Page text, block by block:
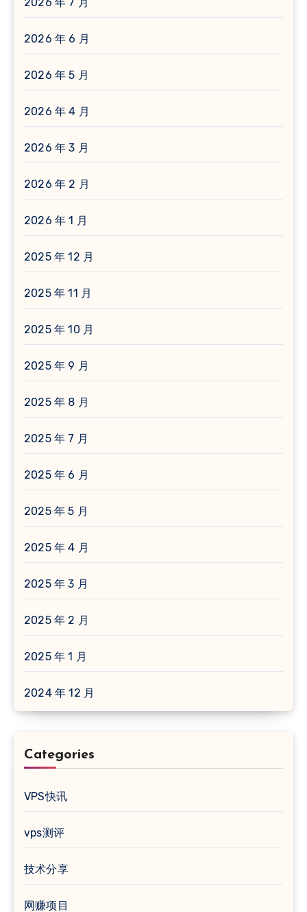
2026 年 6 月
2026 年 5 月
2026 年 4 月
2026 年 3 月
2026 年 2 月
2026 年 1 月
2025 年 12 月
2025 年 11 月
2025 年 10 月
2025 年 9 月
2025 年 8 月
2025 年 7 月
2025 年 6 月
2025 年 5 月
2025 年 4 月
2025 年 3 月
2025 年 2 月
2025 年 1 月
2024 年 12 月
Categories
VPS快讯
vps测评
技术分享
网赚项目